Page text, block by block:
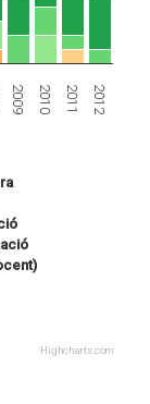
2009 2010 2011 2012
Highcharts.com